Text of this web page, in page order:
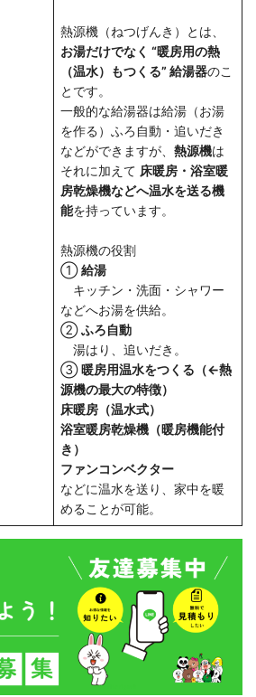
熱源機（ねつげんき）とは、
お湯だけでなく “暖房用の熱
（温水）もつくる” 給湯器のこ
とです。
一般的な給湯器は給湯（お湯
を作る）ふろ自動・追いだき
などができますが、 熱源機は
それに加えて 床暖房・浴室暖
房乾燥機などへ温水を送る機
能を持っています。
熱源機の役割
①給湯
キッチン・洗面・シャワー
などへお湯を供給。
②ふろ自動
湯はり、追いだき。
③暖房用温水をつくる（←熱
源機の最大の特徴）
床暖房（温水式）
浴室暖房乾燥機（暖房機能付
き）
ファンコンベクター
などに温水を送り、家中を暖
めることが可能。